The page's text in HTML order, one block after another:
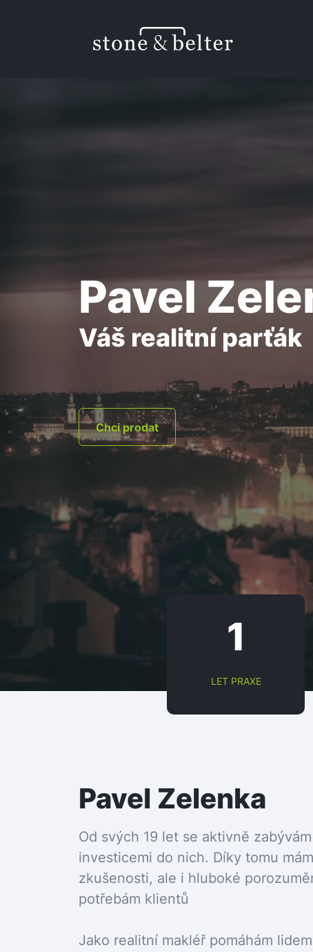
Pavel
Váš realitní parťák
Chci prodat
1
LET PRAXE
Pavel Zelenka
Od svých 19 let se aktivně
investicemi do nich. Díky tomu
zkušenosti, ale i hluboké
potřebám klientů
Jako realitní makléř pomáhám